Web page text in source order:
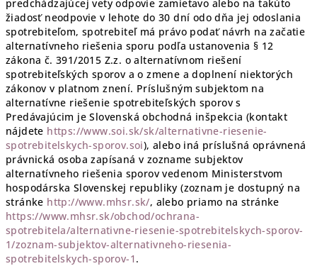
predchádzajúcej vety odpovie zamietavo alebo na takúto
žiadosť neodpovie v lehote do 30 dní odo dňa jej odoslania
spotrebiteľom, spotrebiteľ má právo podať návrh na začatie
alternatívneho riešenia sporu podľa ustanovenia § 12
zákona č. 391/2015 Z.z. o alternatívnom riešení
spotrebiteľských sporov a o zmene a doplnení niektorých
zákonov v platnom znení. Príslušným subjektom na
alternatívne riešenie spotrebiteľských sporov s
Predávajúcim je Slovenská obchodná inšpekcia (kontakt
nájdete https://www.soi.sk/sk/alternativne-riesenie-
spotrebitelskych-sporov.soi), alebo iná príslušná oprávnená
právnická osoba zapísaná v zozname subjektov
alternatívneho riešenia sporov vedenom Ministerstvom
hospodárska Slovenskej republiky (zoznam je dostupný na
stránke http://www.mhsr.sk/, alebo priamo na stránke
https://www.mhsr.sk/obchod/ochrana-
spotrebitela/alternativne-riesenie-spotrebitelskych-sporov-
1/zoznam-subjektov-alternativneho-riesenia-
spotrebitelskych-sporov-1 .